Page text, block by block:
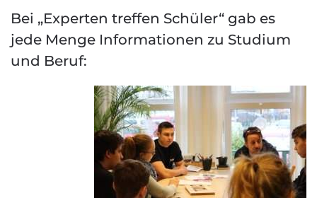
Bei „Experten treffen Schüler“ gab es
jede Menge Informationen zu Studium
und Beruf: